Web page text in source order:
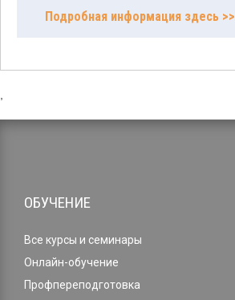
Подробная информация здесь >>
ОБУЧЕНИЕ
Все курсы и семинары
Онлайн-обучение
Профпереподготовка